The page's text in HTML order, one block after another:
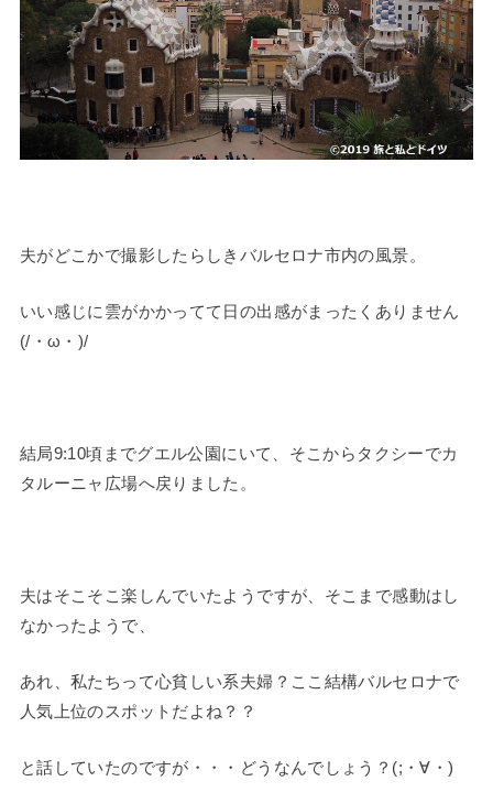
夫がどこかで撮影したらしきバルセロナ市内の風景。
いい感じに雲がかかってて日の出感がまったくありません
(/・ω・)/
結局9:10頃までグエル公園にいて、そこからタクシーでカ
タルーニャ広場へ戻りました。
夫はそこそこ楽しんでいたようですが、そこまで感動はし
なかったようで、
あれ、私たちって心貧しい系夫婦？ここ結構バルセロナで
人気上位のスポットだよね？？
と話していたのですが・・・どうなんでしょう？(;・∀・)